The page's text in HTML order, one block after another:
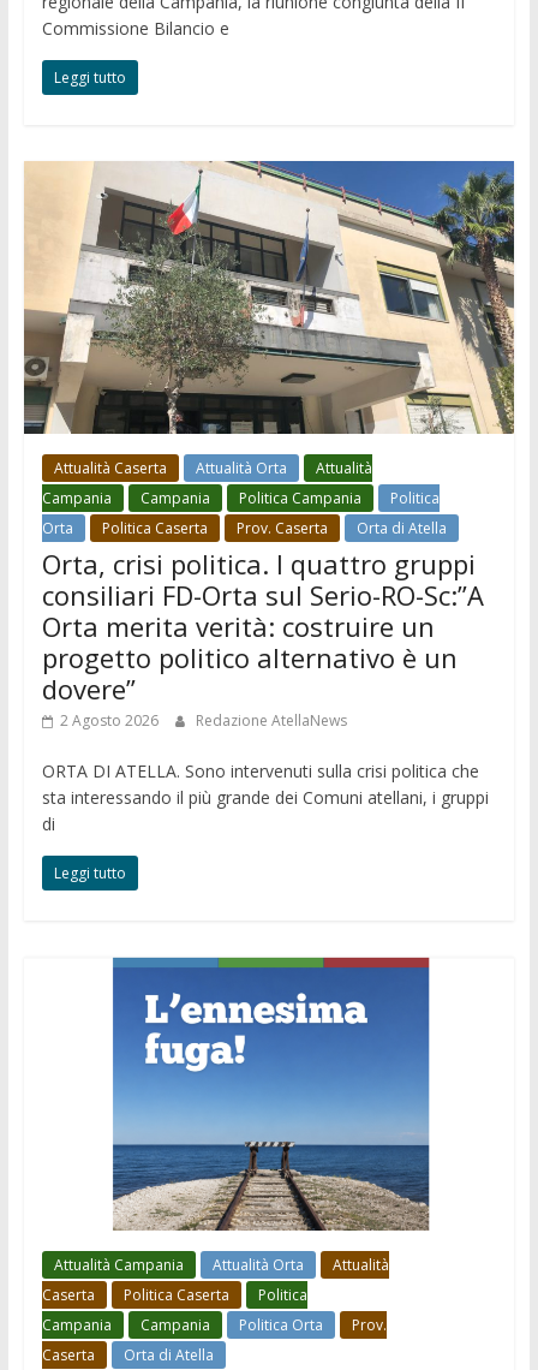
Commissione Bilancio e
Leggi tutto
Attualità Caserta Attualità Orta
Attualità
Campania
Campania Politica Campania
Politica
Orta
Politica Caserta Prov. Caserta Orta di Atella
Orta, crisi politica. I quattro gruppi
consiliari FD-Orta sul Serio-RO-Sc:”A
Orta merita verità: costruire un
progetto politico alternativo è un
dovere”
2 Agosto 2026 Redazione AtellaNews
ORTA DI ATELLA. Sono intervenuti sulla crisi politica che
sta interessando il più grande dei Comuni atellani, i gruppi
di
Leggi tutto
Attualità Campania Attualità Orta
Attualità
Caserta
Politica Caserta
Politica
Campania
Campania Politica Orta
Prov.
Caserta
Orta di Atella